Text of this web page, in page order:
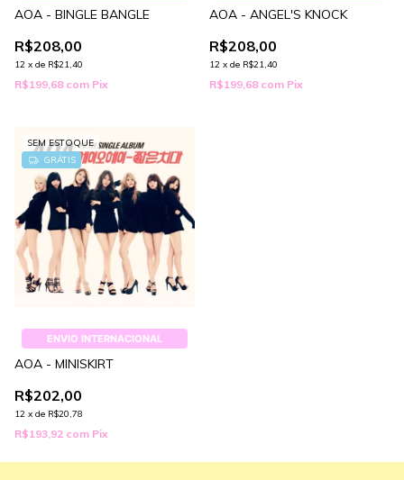
AOA - BINGLE BANGLE
R$208,00
12 x de R$21,40
R$199,68 com Pix
AOA - ANGEL'S KNOCK
R$208,00
12 x de R$21,40
R$199,68 com Pix
SEM ESTOQUE
GRÁTIS
ENVIO INTERNACIONAL
AOA - MINISKIRT
R$202,00
12 x de R$20,78
R$193,92 com Pix